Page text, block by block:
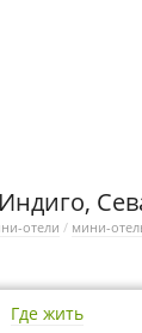
отели / мини-
Где жить